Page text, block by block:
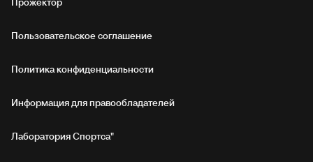
Пользовательское соглашение
Политика конфиденциальности
Информация для правообладателей
Лаборатория Спортса"